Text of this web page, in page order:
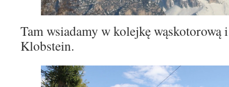
Tam wsiadamy w kolejkę wąskotorową
Klobstein.